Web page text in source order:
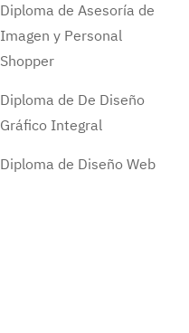
Diploma de Asesoría de
Imagen y Personal
Shopper
Diploma de De Diseño
Gráfico Integral
Diploma de Diseño Web